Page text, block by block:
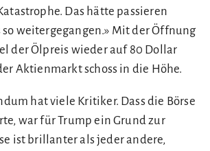
Das hätte passieren
so weitergegangen.» Mit der Öffnung
der Ölpreis wieder auf 80 Dollar
Aktienmarkt schoss in die Höhe.
hat viele Kritiker. Dass die Börse
war für Trump ein Grund zur
ist brillanter als jeder andere,